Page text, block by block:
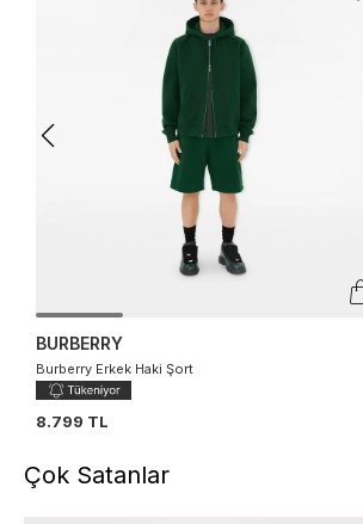
BURBERRY
Burberry Erkek Haki Şort
8.799 TL
Çok Satanlar